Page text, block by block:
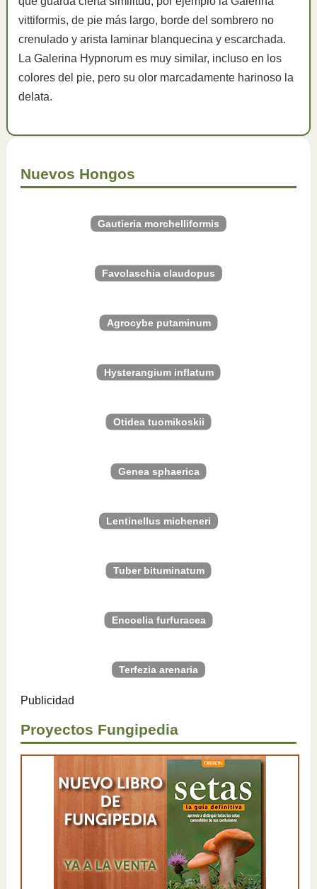
vittiformis, de pie más largo, borde del sombrero no
crenulado y arista laminar blanquecina y escarchada.
La Galerina Hypnorum es muy similar, incluso en los
colores del pie, pero su olor marcadamente harinoso la
delata.
Nuevos Hongos
Gautieria morchelliformis
Favolaschia claudopus
Agrocybe putaminum
Hysterangium inflatum
Otidea tuomikoskii
Genea sphaerica
Lentinellus micheneri
Tuber bituminatum
Encoelia furfuracea
Terfezia arenaria
Publicidad
Proyectos Fungipedia